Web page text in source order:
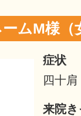
ムM様（
症状
四十肩
来院き